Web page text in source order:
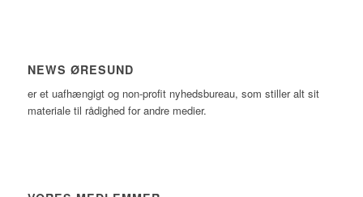
NEWS ØRESUND
er et uafhængigt og non-profit nyhedsbureau, som stiller alt sit
materiale til rådighed for andre medier.